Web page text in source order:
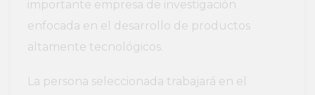
importante empresa de investigación
enfocada en el desarrollo de productos
altamente tecnológicos.
La persona seleccionada trabajará en el